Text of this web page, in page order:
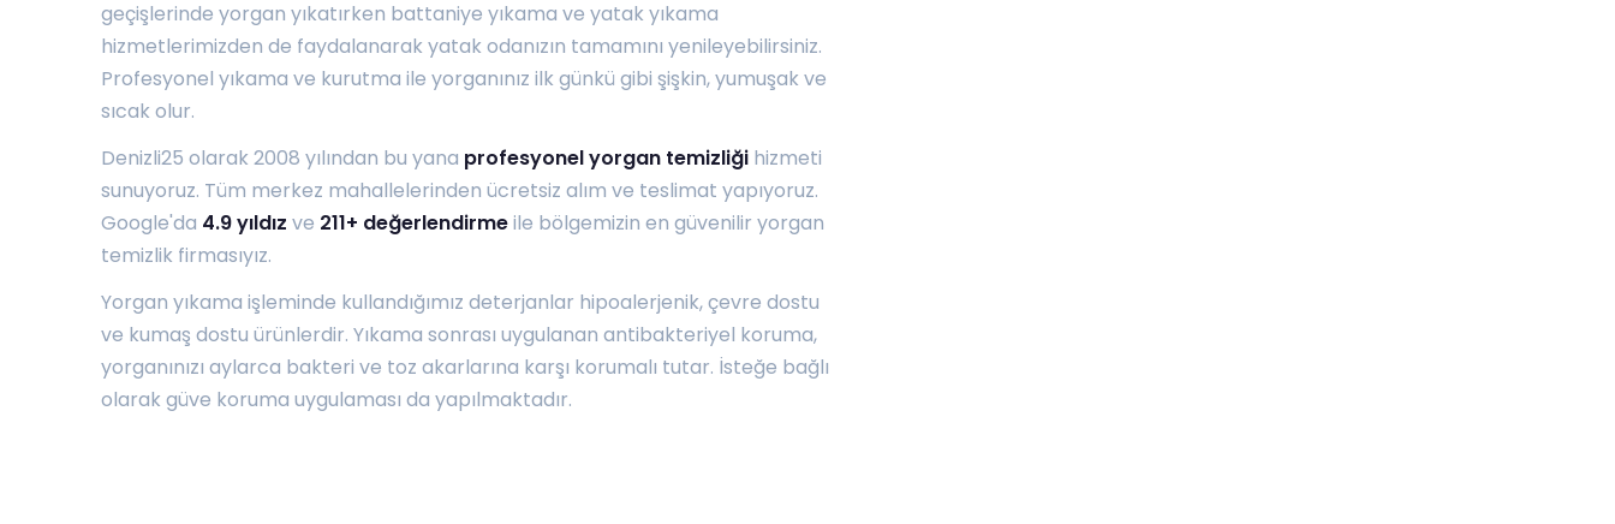
geçişlerinde yorgan yıkatırken battaniye yıkama ve yatak yıkama
hizmetlerimizden de faydalanarak yatak odanızın tamamını yenileyebilirsiniz.
Profesyonel yıkama ve kurutma ile yorganınız ilk günkü gibi şişkin, yumuşak ve
sıcak olur.
Denizli25 olarak 2008 yılından bu yana profesyonel yorgan temizliği hizmeti
sunuyoruz. Tüm merkez mahallelerinden ücretsiz alım ve teslimat yapıyoruz.
Google'da 4.9 yıldız ve 211+ değerlendirmeile bölgemizin en güvenilir yorgan
temizlik firmasıyız.
Yorgan yıkama işleminde kullandığımız deterjanlar hipoalerjenik, çevre dostu
ve kumaş dostu ürünlerdir. Yıkama sonrası uygulanan antibakteriyel koruma,
yorganınızı aylarca bakteri ve toz akarlarına karşı korumalı tutar. İsteğe bağlı
olarak güve koruma uygulaması da yapılmaktadır.